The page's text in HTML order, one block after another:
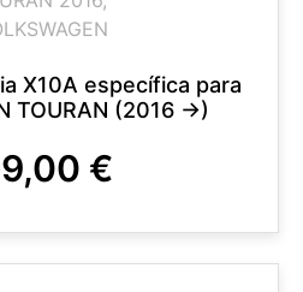
2016,
X10A específica para
TOURAN (2016 ->)
€